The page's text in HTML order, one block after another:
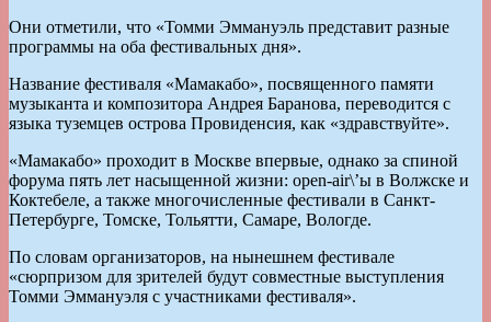
Они отметили, что «Томми Эммануэль представит разные
программы на оба фестивальных дня».
Название фестиваля «Мамакабо», посвященного памяти
музыканта и композитора Андрея Баранова, переводится с
языка туземцев острова Провиденсия, как «здравствуйте».
«Мамакабо» проходит в Москве впервые, однако за спиной
форума пять лет насыщенной жизни: open-air\’ы в Волжске и
Коктебеле, а также многочисленные фестивали в Санкт-
Петербурге, Томске, Тольятти, Самаре, Вологде.
По словам организаторов, на нынешнем фестивале
«сюрпризом для зрителей будут совместные выступления
Томми Эммануэля с участниками фестиваля».